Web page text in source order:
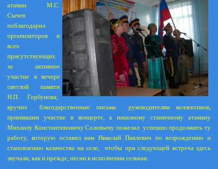
атаман М.С.
Сычев
поблагодарил
организаторов и
всех
присутствующих
за активное
участие в вечере
светлой памяти
Н.П. Горбунова;
вручил
благодарственные письма
руководителям коллективов,
принявшим участие в концерте, а наказному станичному атаману
Михаилу Константиновичу Соловьеву пожелал успешно продолжить ту
работу, которую оставил нам Николай Павлович по возрождению и
становлению казачества на селе,
чтобы при следующей встреча здесь
звучали, как и прежде, песни в исполнении сельчан.